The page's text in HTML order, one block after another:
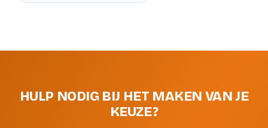
HULP NODIG BIJ HET MAKEN VAN JE
KEUZE?